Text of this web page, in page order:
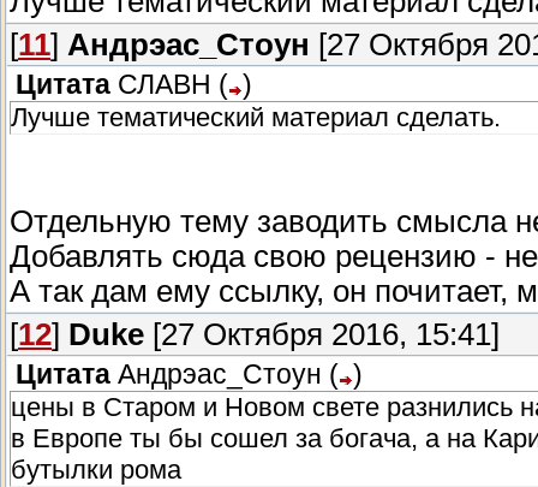
[11] Андрэас_Стоун [27 Октября
Цитата СЛАВН ( )
Лучше тематический материал сделать.
Отдельную тему заводить смысла
Добавлять сюда свою рецензию -
А так дам ему ссылку, он почитает,
[12] Duke [27 Октября 2016, 15:41]
Цитата Андрэас_Стоун ( )
цены в Старом и Новом свете разнились
в Европе ты бы сошел за богача, а на
бутылки рома